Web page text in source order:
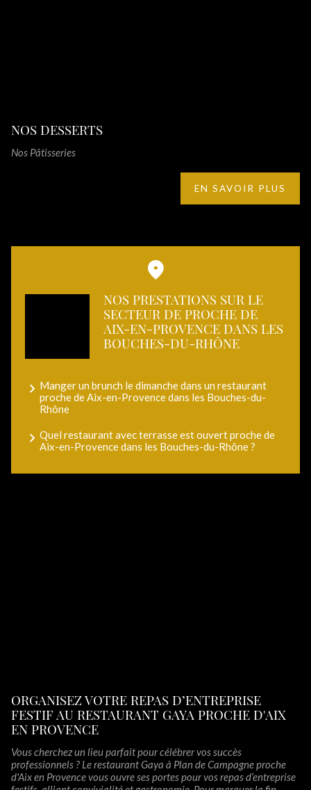
NOS DESSERTS
Nos Pâtisseries
EN SAVOIR PLUS
NOS PRESTATIONS SUR LE
SECTEUR DE PROCHE DE
AIX-EN-PROVENCE DANS LES
BOUCHES-DU-RHÔNE
Manger un brunch le dimanche dans un restaurant
proche de Aix-en-Provence dans les Bouches-du-
Rhône
Quel restaurant avec terrasse est ouvert proche de
Aix-en-Provence dans les Bouches-du-Rhône ?
ORGANISEZ VOTRE REPAS D’ENTREPRISE
FESTIF AU RESTAURANT GAYA PROCHE D'AIX
EN PROVENCE
Vous cherchez un lieu parfait pour célébrer vos succès
professionnels ? Le restaurant Gaya à Plan de Campagne proche
d'Aix en Provence vous ouvre ses portes pour vos repas d’entreprise